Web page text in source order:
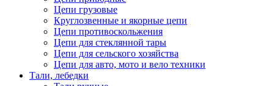
Цепи грузовые
Круглозвенные и якорные цепи
Цепи противоскольжения
Цепи для стеклянной тары
Цепи для сельского хозяйства
Цепи для авто, мото и вело техники
Тали, лебедки